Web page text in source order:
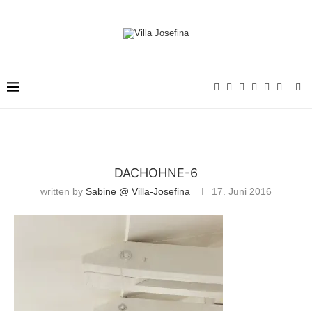
DACHOHNE-6
written by Sabine @ Villa-Josefina 17. Juni 2016